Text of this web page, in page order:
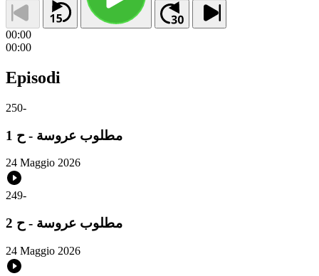
00:00
00:00
Episodi
250-
مطلوب عروسة - ح 1
24 Maggio 2026
249-
مطلوب عروسة - ح 2
24 Maggio 2026